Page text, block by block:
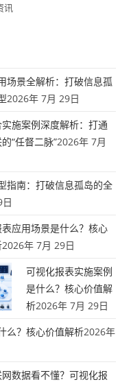
讯
场景全解析：打破信息孤
2026年 7月 29日
施案例深度解析：打通
“任督二脉”2026年 7月
指南：打破信息孤岛的全
应用场景是什么？核心
2026年 7月 29日
可视化报表实施案例
是什么？核心价值解
析2026年 7月 29日
么？核心价值解析2026年
数据看不懂？可视化报